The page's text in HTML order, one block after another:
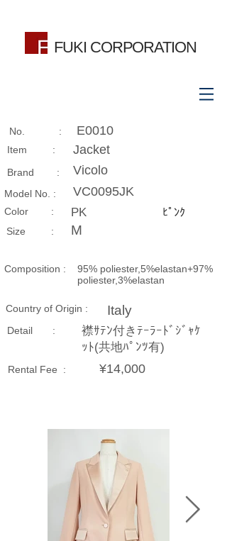
FUKI CORPORATION
No. : E0010
Item : Jacket
Brand : Vicolo
Model No. : VC0095JK
​Color : PK ﾋﾟﾝｸ
Size​ : M
Composition​ :
95% poliester,5%elastan+97%
poliester,3%elastan
Country of Origin : Italy
Detail :
襟ｻﾃﾝ付きﾃｰﾗｰﾄﾞｼﾞｬｹ
ｯﾄ(共地ﾊﾟﾝﾂ有)
Rental Fee : ¥14,000